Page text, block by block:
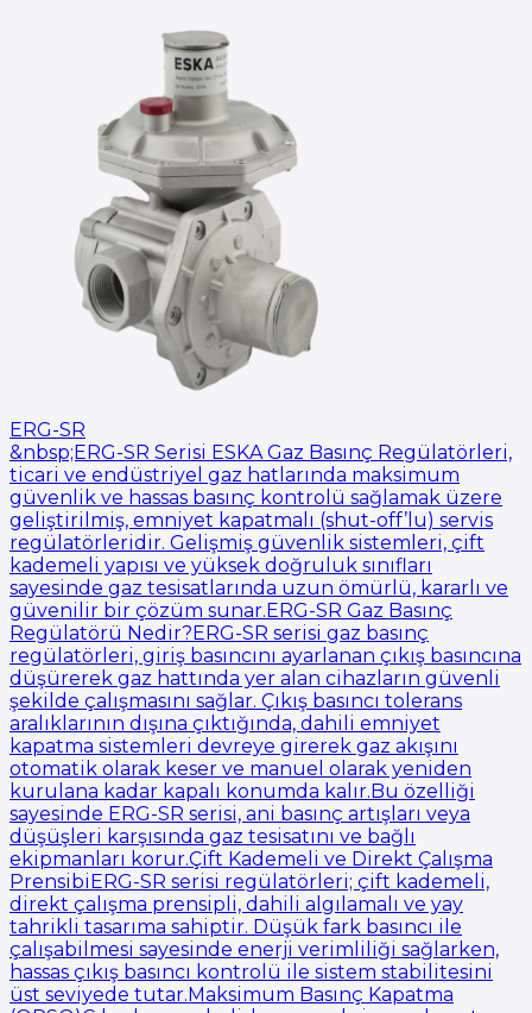
ERG-SR
&nbsp;ERG-SR Serisi ESKA Gaz Basınç Regülatörleri,
ticari ve endüstriyel gaz hatlarında maksimum
güvenlik ve hassas basınç kontrolü sağlamak üzere
geliştirilmiş, emniyet kapatmalı (shut-off’lu) servis
regülatörleridir. Gelişmiş güvenlik sistemleri, çift
kademeli yapısı ve yüksek doğruluk sınıfları
sayesinde gaz tesisatlarında uzun ömürlü, kararlı ve
güvenilir bir çözüm sunar.ERG-SR Gaz Basınç
Regülatörü Nedir?ERG-SR serisi gaz basınç
regülatörleri, giriş basıncını ayarlanan çıkış basıncına
düşürerek gaz hattında yer alan cihazların güvenli
şekilde çalışmasını sağlar. Çıkış basıncı tolerans
aralıklarının dışına çıktığında, dahili emniyet
kapatma sistemleri devreye girerek gaz akışını
otomatik olarak keser ve manuel olarak yeniden
kurulana kadar kapalı konumda kalır.Bu özelliği
sayesinde ERG-SR serisi, ani basınç artışları veya
düşüşleri karşısında gaz tesisatını ve bağlı
ekipmanları korur.Çift Kademeli ve Direkt Çalışma
PrensibiERG-SR serisi regülatörleri; çift kademeli,
direkt çalışma prensipli, dahili algılamalı ve yay
tahrikli tasarıma sahiptir. Düşük fark basıncı ile
çalışabilmesi sayesinde enerji verimliliği sağlarken,
hassas çıkış basıncı kontrolü ile sistem stabilitesini
üst seviyede tutar.Maksimum Basınç Kapatma